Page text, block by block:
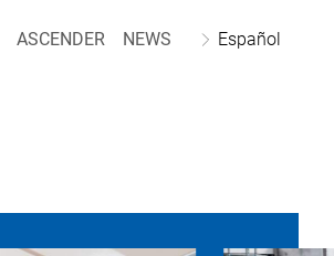
ASCENDER NEWS Español